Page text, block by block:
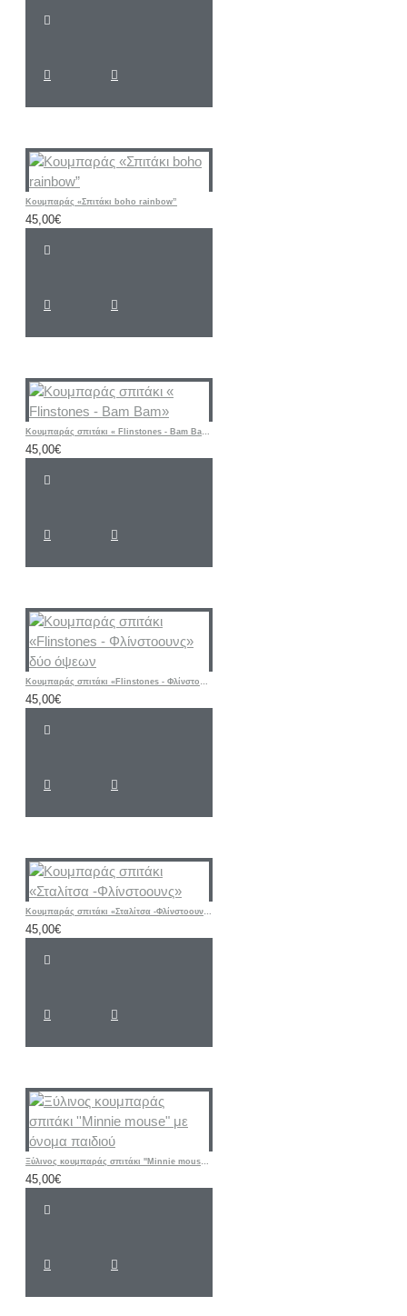
Κουμπαράς «Σπιτάκι boho rainbow”
45,00€
Κουμπαράς σπιτάκι « Flinstones - Bam Bam»
45,00€
Κουμπαράς σπιτάκι «Flinstones - Φλίνστοουνς» δύο όψεων
45,00€
Κουμπαράς σπιτάκι «Σταλίτσα -Φλίνστοουνς»
45,00€
Ξύλινος κουμπαράς σπιτάκι ''Minnie mouse" με όνομα παιδιού
45,00€